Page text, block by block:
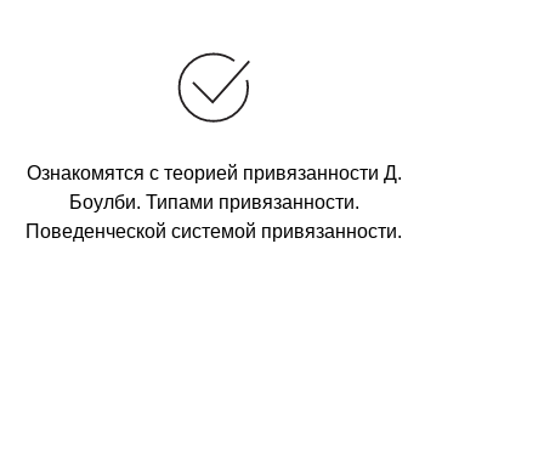
Ознакомятся с теорией привязанности Д.
Боулби. Типами привязанности.
Поведенческой системой привязанности.